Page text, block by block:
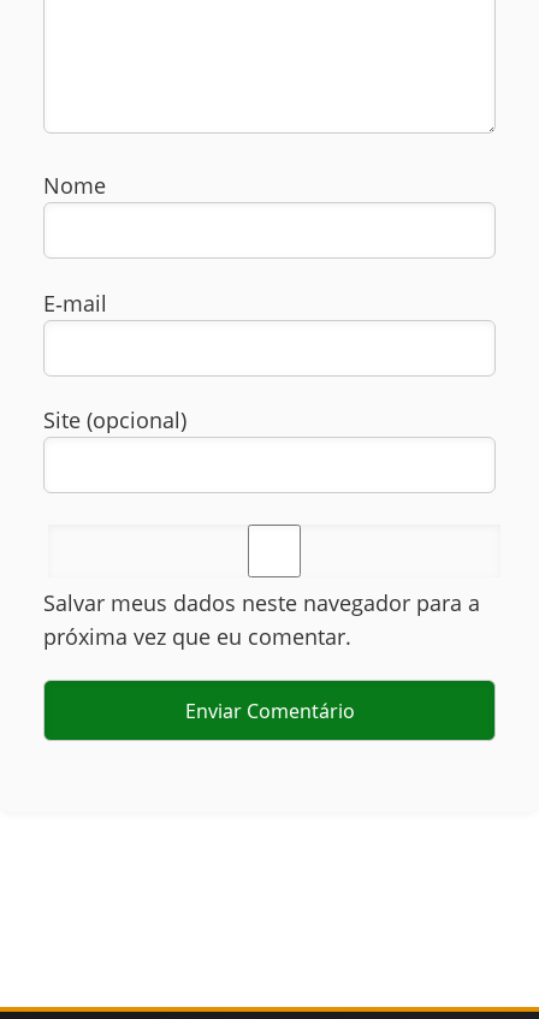
Nome
E‑mail
Site (opcional)
Salvar meus dados neste navegador para a
próxima vez que eu comentar.